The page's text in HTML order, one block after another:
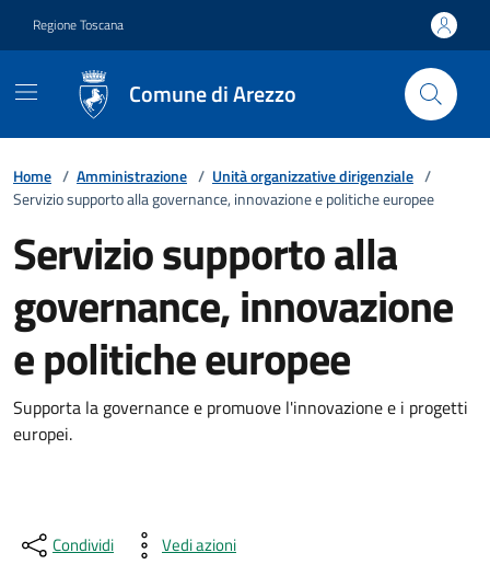
Regione Toscana
Comune di Arezzo
Home / Amministrazione / Unità organizzative dirigenziale /
Servizio supporto alla governance, innovazione e politiche europee
Servizio supporto alla
governance, innovazione
e politiche europee
Supporta la governance e promuove l'innovazione e i progetti
europei.
Condividi Vedi azioni